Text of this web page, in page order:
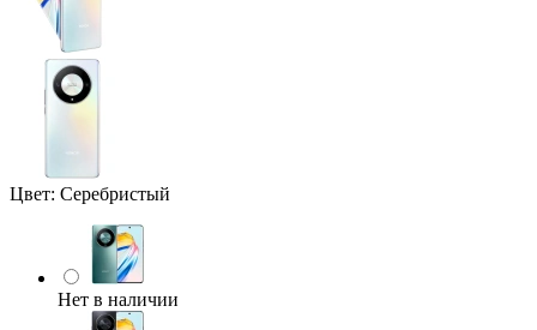
Цвет: Серебристый
Нет в наличии